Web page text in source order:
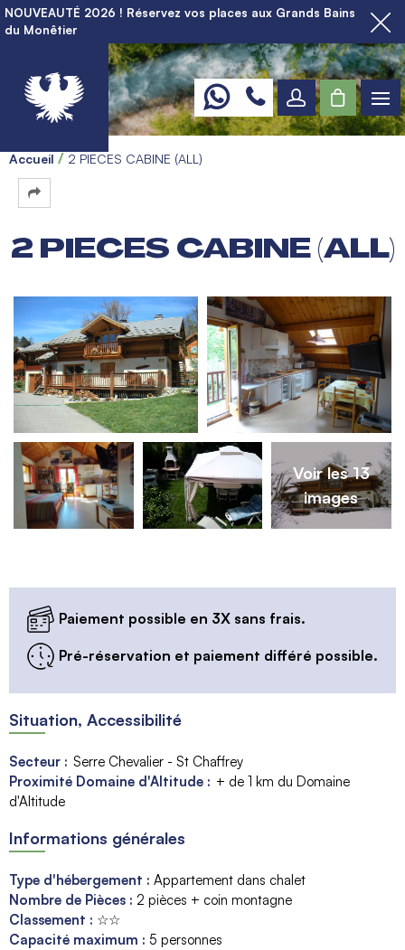
NOUVEAUTÉ 2026 ! Réservez vos places aux Grands Bains
du Monêtier
Accueil 2 PIECES CABINE (ALL)
2 PIECES CABINE (ALL)
Voir les 13
images
Paiement possible en 3X sans frais.
Pré-réservation et paiement différé possible.
Situation, Accessibilité
Secteur : Serre Chevalier - St Chaffrey
Proximité Domaine d'Altitude : + de 1 km du Domaine
d'Altitude
Informations générales
Type d'hébergement : Appartement dans chalet
Nombre de Pièces : 2 pièces + coin montagne
Classement : ☆☆
Capacité maximum : 5 personnes